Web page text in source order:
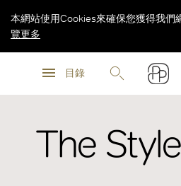
目錄
本網站使用Cookies來確保您獲得我們
覽更多
The